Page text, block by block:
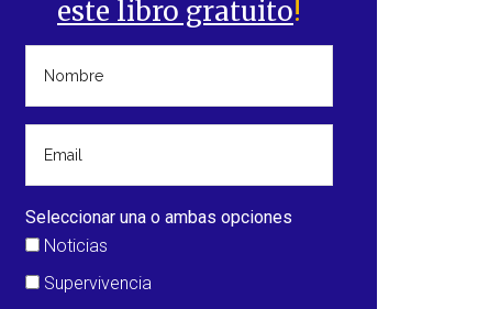
este libro gratuito!
Seleccionar una o ambas opciones
Noticias
Supervivencia